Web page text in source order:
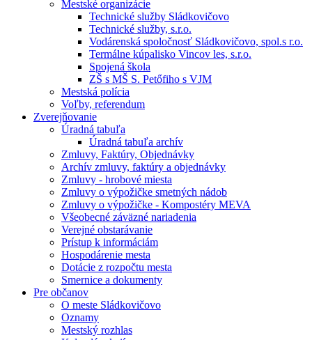
Mestské organizácie
Technické služby Sládkovičovo
Technické služby, s.r.o.
Vodárenská spoločnosť Sládkovičovo, spol.s r.o.
Termálne kúpalisko Vincov les, s.r.o.
Spojená škola
ZŠ s MŠ S. Petőfiho s VJM
Mestská polícia
Voľby, referendum
Zverejňovanie
Úradná tabuľa
Úradná tabuľa archív
Zmluvy, Faktúry, Objednávky
Archív zmluvy, faktúry a objednávky
Zmluvy - hrobové miesta
Zmluvy o výpožičke smetných nádob
Zmluvy o výpožičke - Kompostéry MEVA
Všeobecné záväzné nariadenia
Verejné obstarávanie
Prístup k informáciám
Hospodárenie mesta
Dotácie z rozpočtu mesta
Smernice a dokumenty
Pre občanov
O meste Sládkovičovo
Oznamy
Mestský rozhlas